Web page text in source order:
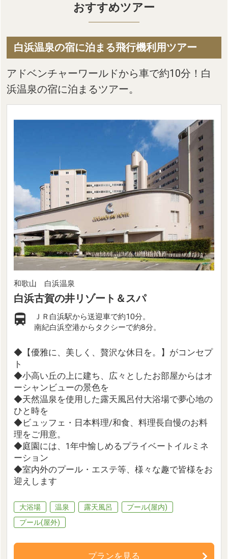
おすすめツアー
白浜温泉の宿に泊まる飛行機利用ツアー
アドベンチャーワールドから車で約10分！白
浜温泉の宿に泊まるツアー。
和歌山 白浜温泉
白浜古賀の井リゾート＆スパ
ＪＲ白浜駅から送迎車で約10分。
南紀白浜空港からタクシーで約8分。
◆【優雅に、美しく、贅沢な休日を。】がコンセプ
ト
◆小高い丘の上に建ち、広々としたお部屋からはオ
ーシャンビューの景色を
◆天然温泉を使用した露天風呂付大浴場で夢心地の
ひと時を
◆ビュッフェ・日本料理/和食、料理長自慢のお料
理をご用意。
◆庭園には、1年中愉しめるプライベートイルミネ
ーション
◆室内外のプール・エステ等、様々な趣で皆様をお
迎えします
大浴場 温泉 露天風呂
プール(屋内)
プール(屋外)
プランを見る